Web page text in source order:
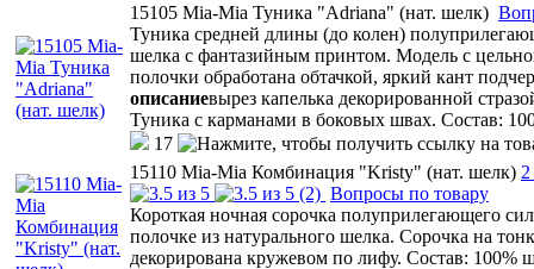
15105 Mia-Mia Туника "Adriana" (нат. шелк)
Туника средней длины (до колен)
шелка с фантазийным принтом. Модель с
полочки обработана обтачкой, яркий кант
описаниевырез капелька декорированной
Туника с карманами в боковых швах. Состав:
17
15110 Mia-Mia Комбинация "Kristy" (нат. шелк) 2
(2) Вопросы по товару
Короткая ночная сорочка полуприлегающего
полочке из натурального шелка. Сорочка на
декорирована кружевом по лифу. Состав: 100%